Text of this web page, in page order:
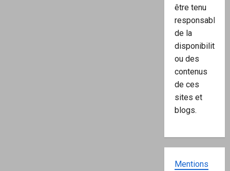
être tenu
responsable
de la
disponibilité
ou des
contenus
de ces
sites et
blogs.
Mentions